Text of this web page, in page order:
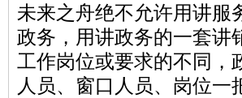
未来之舟绝不允许用讲服
政务，用讲政务的一套
工作岗位或要求的不同，
人员、窗口人员、岗位